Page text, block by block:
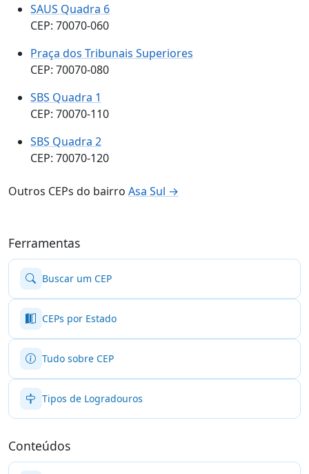
SAUS Quadra 6
CEP: 70070-060
Praça dos Tribunais Superiores
CEP: 70070-080
SBS Quadra 1
CEP: 70070-110
SBS Quadra 2
CEP: 70070-120
Outros CEPs do bairro Asa Sul →
Ferramentas
Buscar um CEP
CEPs por Estado
Tudo sobre CEP
Tipos de Logradouros
Conteúdos